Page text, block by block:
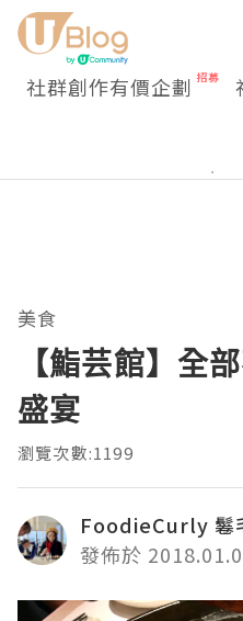
社群創作有價企劃
美食
【鮨芸館】全
盛宴
瀏覽次數:1199
FoodieCurly 鬈
發佈於